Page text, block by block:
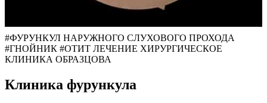
#ФУРУНКУЛ НАРУЖНОГО СЛУХОВОГО ПРОХОДА
#ГНОЙНИК #ОТИТ ЛЕЧЕНИЕ ХИРУРГИЧЕСКОЕ
КЛИНИКА ОБРАЗЦОВА
Клиника фурункула